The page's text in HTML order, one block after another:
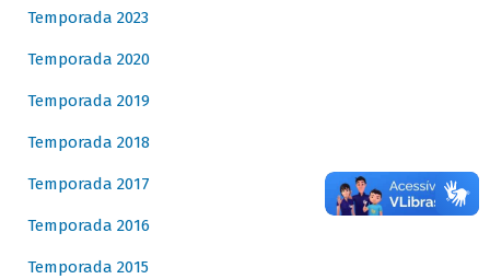
Temporada 2023
Temporada 2020
Temporada 2019
Temporada 2018
Temporada 2017
Temporada 2016
Temporada 2015